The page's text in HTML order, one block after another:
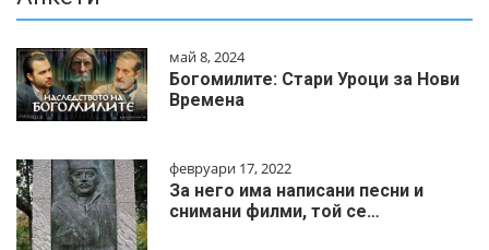
май 8, 2024
Богомилите: Стари Уроци за Нови
Времена
февруари 17, 2022
За него има написани песни и
снимани филми, той се…